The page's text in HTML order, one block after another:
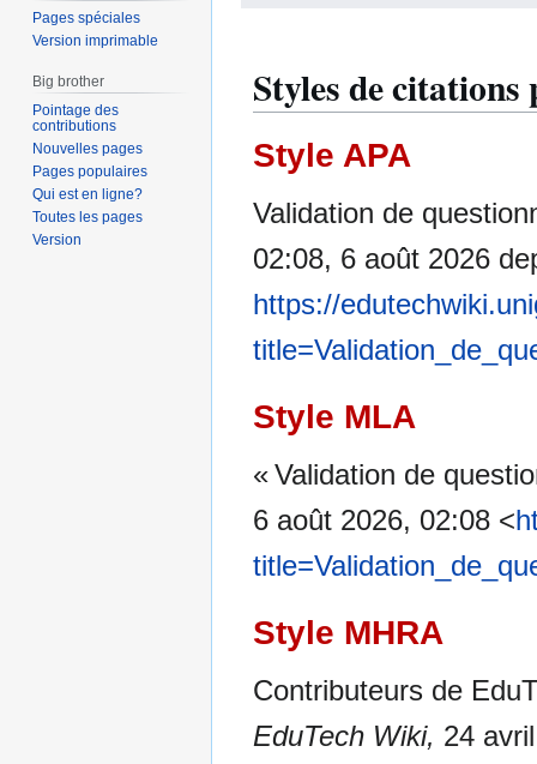
Styles de
Style APA
Validation de
02:08, 6 août 2026
https://
Style MLA
« Validation de
6 août 2026, 02:08 <
Style MHRA
Contributeurs de
EduTech Wiki, 24
Pages spéciales
Version imprimable
Big brother
Pointage des
contributions
Nouvelles pages
Pages populaires
Qui est en ligne?
Toutes les pages
Version